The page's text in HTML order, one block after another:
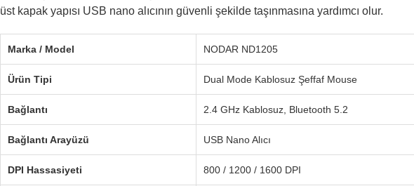
üst kapak yapısı USB nano alıcının güvenli şekilde taşınmasına yardımcı olur.
Marka / Model NODAR ND1205
Ürün Tipi Dual Mode Kablosuz Şeffaf Mouse
Bağlantı 2.4 GHz Kablosuz, Bluetooth 5.2
Bağlantı Arayüzü USB Nano Alıcı
DPI Hassasiyeti 800 / 1200 / 1600 DPI